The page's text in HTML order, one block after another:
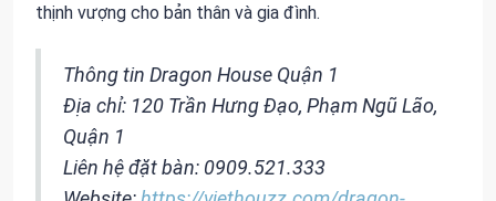
thịnh vượng cho bản thân và gia đình.
Thông tin Dragon House Quận 1
Địa chỉ: 120 Trần Hưng Đạo, Phạm Ngũ Lão,
Quận 1
Liên hệ đặt bàn: 0909.521.333